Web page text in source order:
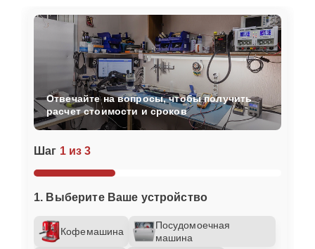
Шаг 1 из 3
1. Выберите Ваше устройство
Кофемашина
Посудомоечная
машина
Отвечайте на вопросы, чтобы получить
расчет стоимости и сроков